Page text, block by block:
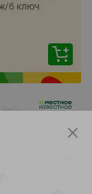
б ключ